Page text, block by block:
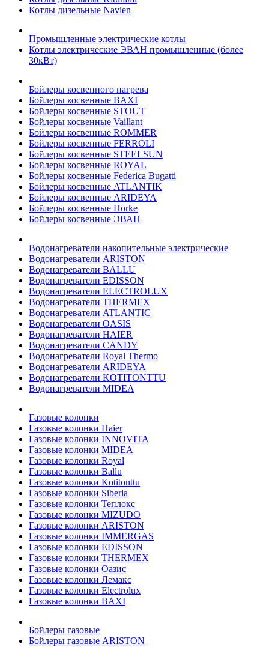
Котлы дизельные Navien
Промышленные электрические котлы
Котлы электрические ЭВАН промышленные (более
30кВт)
Бойлеры косвенного нагрева
Бойлеры косвенные BAXI
Бойлеры косвенные STOUT
Бойлеры косвенные Vaillant
Бойлеры косвенные ROMMER
Бойлеры косвенные FERROLI
Бойлеры косвенные STEELSUN
Бойлеры косвенные ROYAL
Бойлеры косвенные Federica Bugatti
Бойлеры косвенные ATLANTIK
Бойлеры косвенные ARIDEYA
Бойлеры косвенные Horke
Бойлеры косвенные ЭВАН
Водонагреватели накопительные электрические
Водонагреватели ARISTON
Водонагреватели BALLU
Водонагреватели EDISSON
Водонагреватели ELECTROLUX
Водонагреватели THERMEX
Водонагреватели ATLANTIC
Водонагреватели OASIS
Водонагреватели HAIER
Водонагреватели CANDY
Водонагреватели Royal Thermo
Водонагреватели ARIDEYA
Водонагреватели KOTITONTTU
Водонагреватели MIDEA
Газовые колонки
Газовые колонки Haier
Газовые колонки INNOVITA
Газовые колонки MIDEA
Газовые колонки Royal
Газовые колонки Ballu
Газовые колонки Kotitonttu
Газовые колонки Siberia
Газовые колонки Теплокс
Газовые колонки MIZUDO
Газовые колонки ARISTON
Газовые колонки IMMERGAS
Газовые колонки EDISSON
Газовые колонки THERMEX
Газовые колонки Оазис
Газовые колонки Лемакс
Газовые колонки Electrolux
Газовые колонки BAXI
Бойлеры газовые
Бойлеры газовые ARISTON